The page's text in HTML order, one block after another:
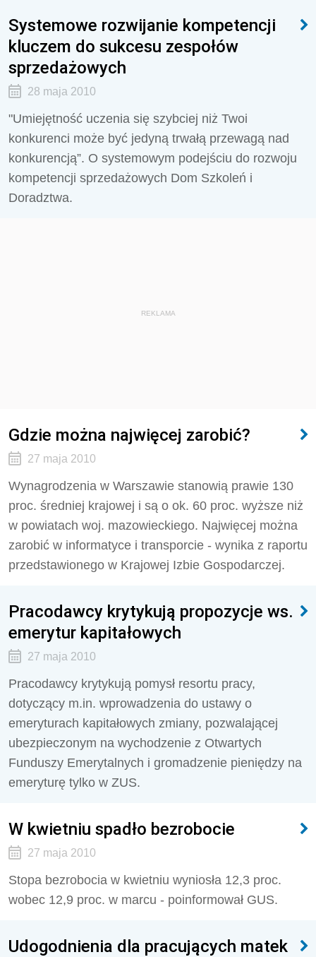
Systemowe rozwijanie kompetencji
kluczem do sukcesu zespołów
sprzedażowych
28 maja 2010
"Umiejętność uczenia się szybciej niż Twoi
konkurenci może być jedyną trwałą przewagą nad
konkurencją”. O systemowym podejściu do rozwoju
kompetencji sprzedażowych Dom Szkoleń i
Doradztwa.
REKLAMA
Gdzie można najwięcej zarobić?
27 maja 2010
Wynagrodzenia w Warszawie stanowią prawie 130
proc. średniej krajowej i są o ok. 60 proc. wyższe niż
w powiatach woj. mazowieckiego. Najwięcej można
zarobić w informatyce i transporcie - wynika z raportu
przedstawionego w Krajowej Izbie Gospodarczej.
Pracodawcy krytykują propozycje ws.
emerytur kapitałowych
27 maja 2010
Pracodawcy krytykują pomysł resortu pracy,
dotyczący m.in. wprowadzenia do ustawy o
emeryturach kapitałowych zmiany, pozwalającej
ubezpieczonym na wychodzenie z Otwartych
Funduszy Emerytalnych i gromadzenie pieniędzy na
emeryturę tylko w ZUS.
W kwietniu spadło bezrobocie
27 maja 2010
Stopa bezrobocia w kwietniu wyniosła 12,3 proc.
wobec 12,9 proc. w marcu - poinformował GUS.
Udogodnienia dla pracujących matek